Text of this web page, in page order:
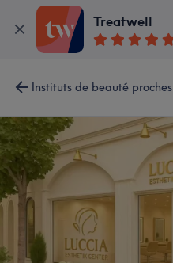
Treatwell
Instituts de beauté proches